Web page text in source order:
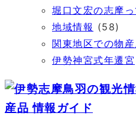
堀口文宏の志摩っ
地域情報 (58)
関東地区での物
伊勢神宮式年遷宮